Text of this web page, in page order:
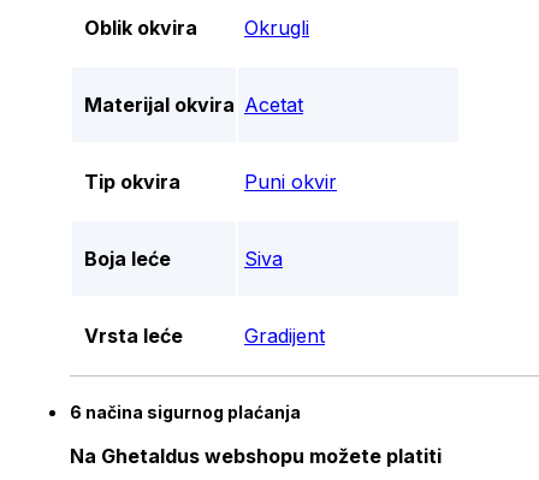
Oblik okvira Okrugli
Materijal okvira Acetat
Tip okvira Puni okvir
Boja leće Siva
Vrsta leće Gradijent
6 načina sigurnog plaćanja
Na Ghetaldus webshopu možete platiti